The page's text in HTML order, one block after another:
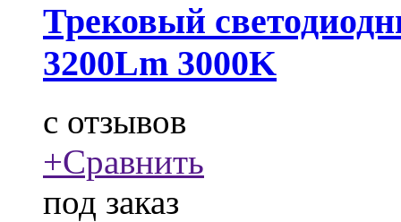
Трековый
3200Lm 3000K
c отзывов
+Сравнить
под заказ